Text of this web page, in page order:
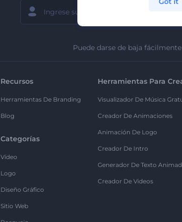
Puede darse de baja
Recursos
Herramientas De Branding
Blog
Categorías
Vídeo
Logo
Diseño Gráfico
Sitio Web
Herramientas Para
Visualizador De Música
Creador De Animaciones
Animación De Logo
Creador De Intro
Generador De Texto
Creador De Videos